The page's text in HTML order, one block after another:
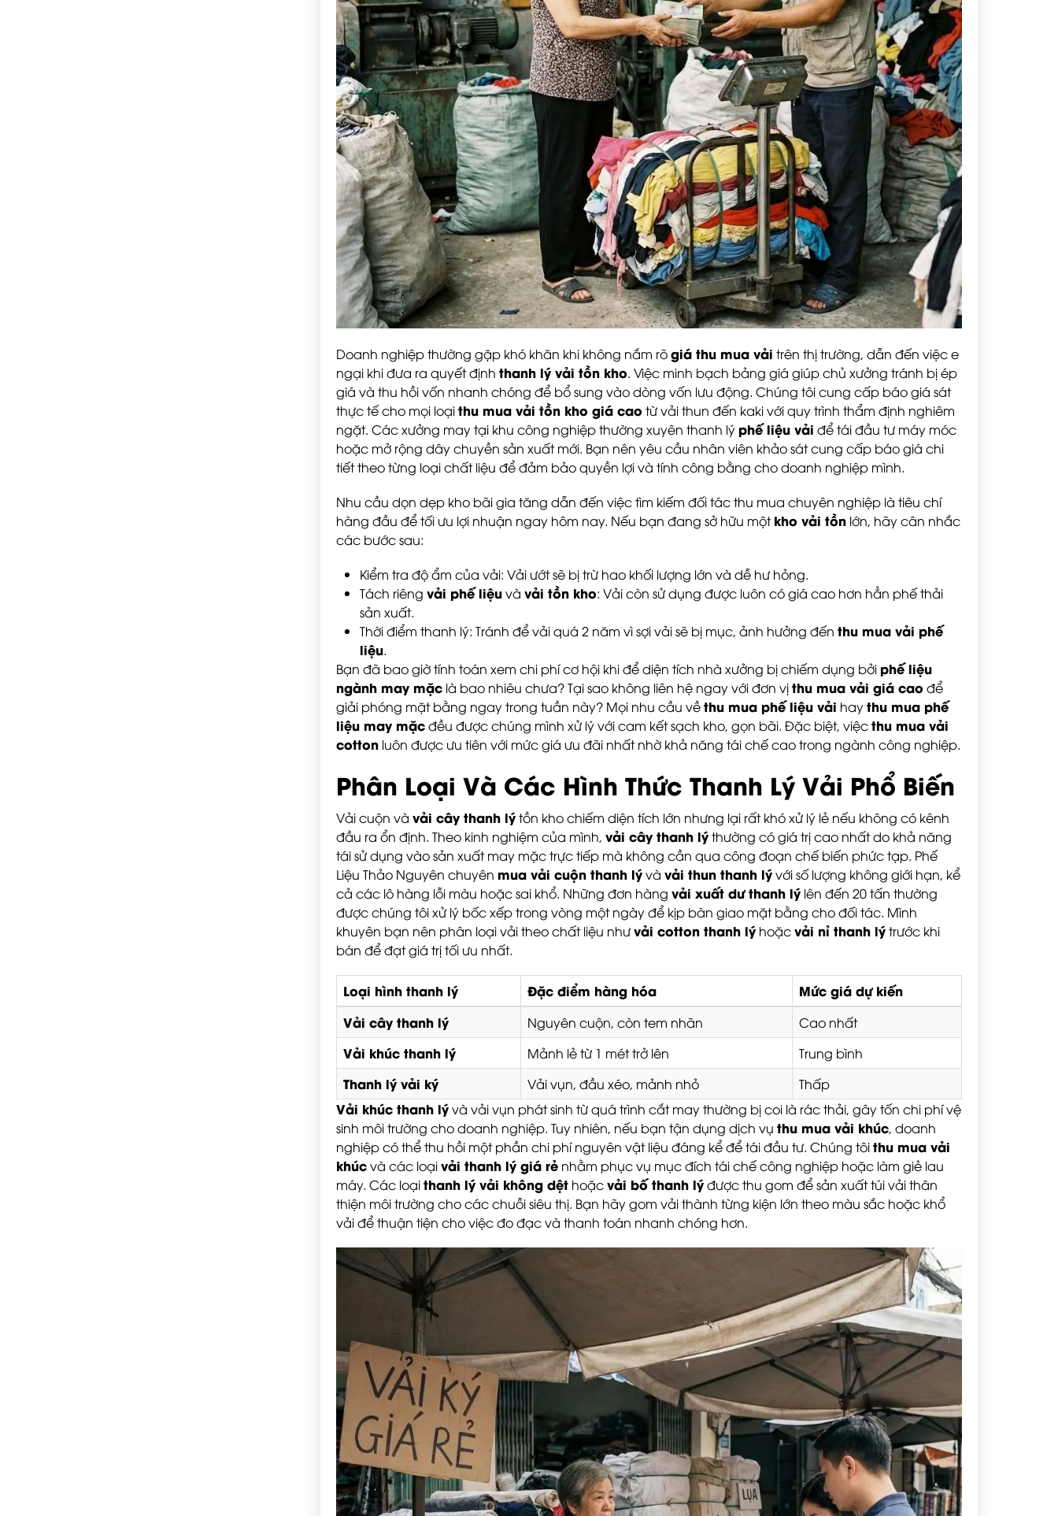
Doanh nghiệp thường gặp khó khăn khi không nắm rõgiá thu mua vải trên thị trường, dẫn đến việc e
ngại khi đưa ra quyết định thanh lý vải tồn kho. Việc minh bạch bảng giá giúp chủ xưởng tránh bị ép
giá và thu hồi vốn nhanh chóng để bổ sung vào dòng vốn lưu động. Chúng tôi cung cấp báo giá sát
thực tế cho mọi loạithu mua vải tồn kho giá cao từ vải thun đến kaki với quy trình thẩm định nghiêm
ngặt. Các xưởng may tại khu công nghiệp thường xuyên thanh lý phế liệu vải để tái đầu tư máy móc
hoặc mở rộng dây chuyền sản xuất mới. Bạn nên yêu cầu nhân viên khảo sát cung cấp báo giá chi
tiết theo từng loại chất liệu để đảm bảo quyền lợi và tính công bằng cho doanh nghiệp mình.
Nhu cầu dọn dẹp kho bãi gia tăng dẫn đến việc tìm kiếm đối tác thu mua chuyên nghiệp là tiêu chí
hàng đầu để tối ưu lợi nhuận ngay hôm nay. Nếu bạn đang sở hữu mộtkho vải tồn lớn, hãy cân nhắc
các bước sau:
Kiểm tra độ ẩm của vải: Vải ướt sẽ bị trừ hao khối lượng lớn và dễ hư hỏng.
Tách riêng vải phế liệuvà vải tồn kho: Vải còn sử dụng được luôn có giá cao hơn hẳn phế thải
sản xuất.
Thời điểm thanh lý: Tránh để vải quá 2 năm vì sợi vải sẽ bị mục, ảnh hưởng đến thu mua vải phế
liệu.
Bạn đã bao giờ tính toán xem chi phí cơ hội khi để diện tích nhà xưởng bị chiếm dụng bởi phế liệu
ngành may mặc là bao nhiêu chưa? Tại sao không liên hệ ngay với đơn vịthu mua vải giá cao để
giải phóng mặt bằng ngay trong tuần này? Mọi nhu cầu vềthu mua phế liệu vải haythu mua phế
liệu may mặcđều được chúng mình xử lý với cam kết sạch kho, gọn bãi. Đặc biệt, việcthu mua vải
cotton luôn được ưu tiên với mức giá ưu đãi nhất nhờ khả năng tái chế cao trong ngành công nghiệp.
Phân Loại Và Các Hình Thức Thanh Lý Vải Phổ Biến
Vải cuộn và vải cây thanh lýtồn kho chiếm diện tích lớn nhưng lại rất khó xử lý lẻ nếu không có kênh
đầu ra ổn định. Theo kinh nghiệm của mình, vải cây thanh lýthường có giá trị cao nhất do khả năng
tái sử dụng vào sản xuất may mặc trực tiếp mà không cần qua công đoạn chế biến phức tạp. Phế
Liệu Thảo Nguyên chuyên mua vải cuộn thanh lývà vải thun thanh lývới số lượng không giới hạn, kể
cả các lô hàng lỗi màu hoặc sai khổ. Những đơn hàng vải xuất dư thanh lý lên đến 20 tấn thường
được chúng tôi xử lý bốc xếp trong vòng một ngày để kịp bàn giao mặt bằng cho đối tác. Mình
khuyên bạn nên phân loại vải theo chất liệu nhưvải cotton thanh lý hoặcvải nỉ thanh lýtrước khi
bán để đạt giá trị tối ưu nhất.
Loại hình thanh lý Đặc điểm hàng hóa
Mức giá dự kiến
Vải cây thanh lý
Nguyên cuộn, còn tem nhãn Cao nhất
Vải khúc thanh lý Mảnh lẻ từ 1 mét trở lên Trung bình
Thanh lý vải ký Vải vụn, đầu xéo, mảnh nhỏ Thấp
Vải khúc thanh lývà vải vụn phát sinh từ quá trình cắt may thường bị coi là rác thải, gây tốn chi phí vệ
sinh môi trường cho doanh nghiệp. Tuy nhiên, nếu bạn tận dụng dịch vụ thu mua vải khúc, doanh
nghiệp có thể thu hồi một phần chi phí nguyên vật liệu đáng kể để tái đầu tư. Chúng tôithu mua vải
khúcvà các loạivải thanh lý giá rẻ nhằm phục vụ mục đích tái chế công nghiệp hoặc làm giẻ lau
máy. Các loạithanh lý vải không dệt hoặcvải bố thanh lýđược thu gom để sản xuất túi vải thân
thiện môi trường cho các chuỗi siêu thị. Bạn hãy gom vải thành từng kiện lớn theo màu sắc hoặc khổ
vải để thuận tiện cho việc đo đạc và thanh toán nhanh chóng hơn.